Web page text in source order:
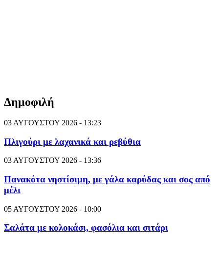
Δημοφιλή
03 ΑΥΓΟΥΣΤΟΥ 2026 - 13:23
Πλιγούρι με λαχανικά και ρεβύθια
03 ΑΥΓΟΥΣΤΟΥ 2026 - 13:36
Πανακότα νηστίσιμη, με γάλα καρύδας και σος από
μέλι
05 ΑΥΓΟΥΣΤΟΥ 2026 - 10:00
Σαλάτα με κολοκάσι, φασόλια και σιτάρι